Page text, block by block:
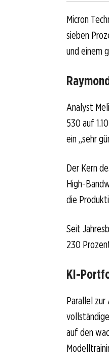
Micron
sieben
und einem
Analyst
530 auf
ein „sehr
Der Kern
High-
die
Seit
230
KI-
Parallel zur
auf den